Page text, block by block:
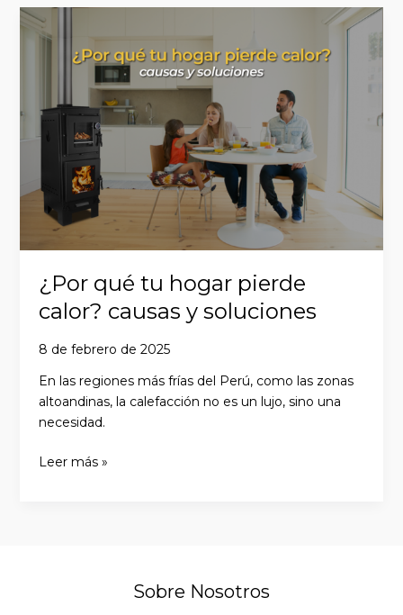
¿Por qué tu hogar pierde
calor? causas y soluciones
8 de febrero de 2025
En las regiones más frías del Perú, como las zonas
altoandinas, la calefacción no es un lujo, sino una
necesidad.
¿Por
qué
calor?
causas
soluciones
Leer más »
Sobre Nosotros